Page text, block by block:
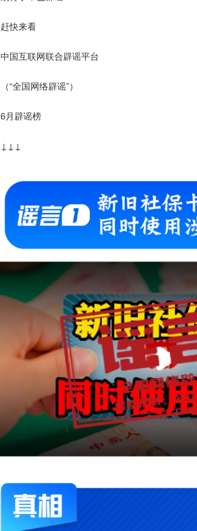
赶快来看
中国互联网联合辟谣平台
（“全国网络辟谣”）
6月辟谣榜
↓↓↓